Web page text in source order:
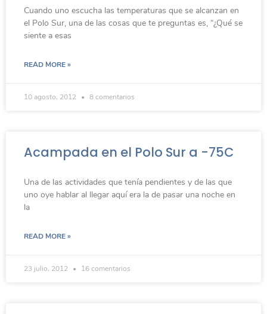
Cuando uno escucha las temperaturas que se alcanzan en
el Polo Sur, una de las cosas que te preguntas es, “¿Qué se
siente a esas
READ MORE »
10 agosto, 2012 8 comentarios
Acampada en el Polo Sur a -75C
Una de las actividades que tenía pendientes y de las que
uno oye hablar al llegar aquí era la de pasar una noche en
la
READ MORE »
23 julio, 2012 16 comentarios